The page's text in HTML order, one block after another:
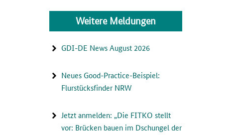
Weitere Meldungen
GDI-DE News August 2026
Neues Good-Practice-Beispiel:
Flurstücksfinder NRW
Jetzt anmelden: „Die FITKO stellt
vor: Brücken bauen im Dschungel der